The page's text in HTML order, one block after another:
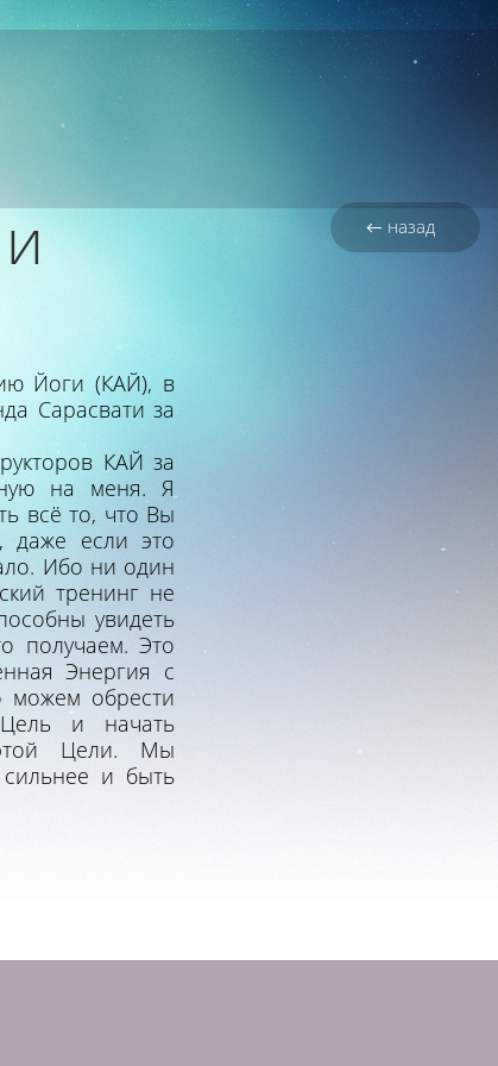
← назад
Йоги (КАЙ), в
Сарасвати за
КАЙ за
на меня. Я
всё то, что Вы
даже если это
Ибо ни один
тренинг не
увидеть
получаем. Это
Энергия с
обрести
и начать
Цели. Мы
и быть